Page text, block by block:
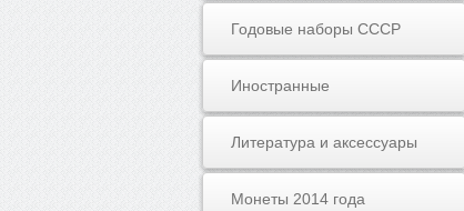
Годовые наборы СССР
Иностранные
Литература и аксессуары
Монеты 2014 года